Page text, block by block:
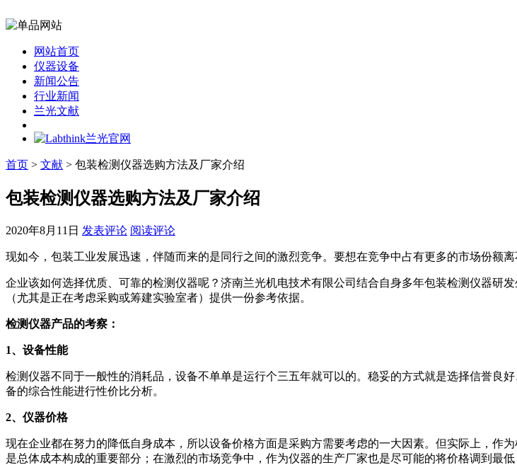
网站首页
仪器设备
新闻公告
行业新闻
兰光文献
首页 > 文献 > 包装检测仪器选购方法及厂家介绍
包装检测仪器选购方法及厂家介绍
2020年8月11日 发表评论 阅读评论
现如今，包装工业发展迅速，伴随而来的是同行之间的激烈竞争。要想在竞争中占有更多的市场份额
企业该如何选择优质、可靠的检测仪器呢？济南兰光机电技术有限公司结合自身多年包装检测仪器研
（尤其是正在考虑采购或筹建实验室者）提供一份参考依据。
检测仪器产品的考察：
1、设备性能
检测仪器不同于一般性的消耗品，设备不单单是运行个三五年就可以的。稳妥的方式就是选择信誉良
备的综合性能进行性价比分析。
2、仪器价格
现在企业都在努力的降低自身成本，所以设备价格方面是采购方需要考虑的一大因素。但实际上，作
是总体成本构成的重要部分；在激烈的市场竞争中，作为仪器的生产厂家也是尽可能的将价格调到最